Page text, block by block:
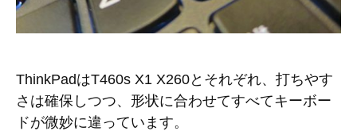
ThinkPadはT460s X1 X260とそれぞれ、打ちやす
さは確保しつつ、形状に合わせてすべてキーボー
ドが微妙に違っています。